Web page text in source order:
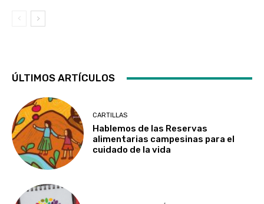
ÚLTIMOS ARTÍCULOS
CARTILLAS
Hablemos de las Reservas
alimentarias campesinas para el
cuidado de la vida